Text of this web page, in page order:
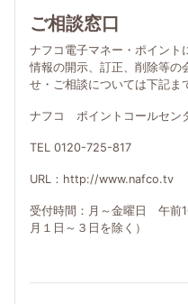
ご相談窓口
ナフコ電子マネー・ポイント
情報の開示、訂正、削除等の
せ・ご相談については下記ま
ナフコ ポイントコールセン
TEL 0120-725-817
URL：http://www.nafco.tv
受付時間：月～金曜日 午前
月１日～３日を除く）